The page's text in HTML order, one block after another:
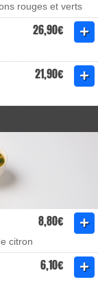
rouges et verts
26,90€
21,90€
8,80€
citron
6,10€